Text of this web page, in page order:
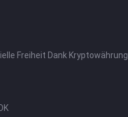
Freiheit Dank